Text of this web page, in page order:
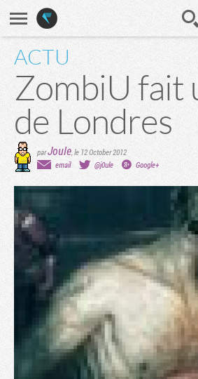
ACTU
ZombiU fait
de Londres
parJoule,le 12 October 2012
email
@j0ule Google+